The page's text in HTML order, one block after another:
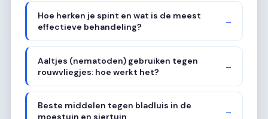
Hoe herken je spint en wat is de meest
effectieve behandeling?
→
Aaltjes (nematoden) gebruiken tegen
rouwvliegjes: hoe werkt het?
→
Beste middelen tegen bladluis in de
→